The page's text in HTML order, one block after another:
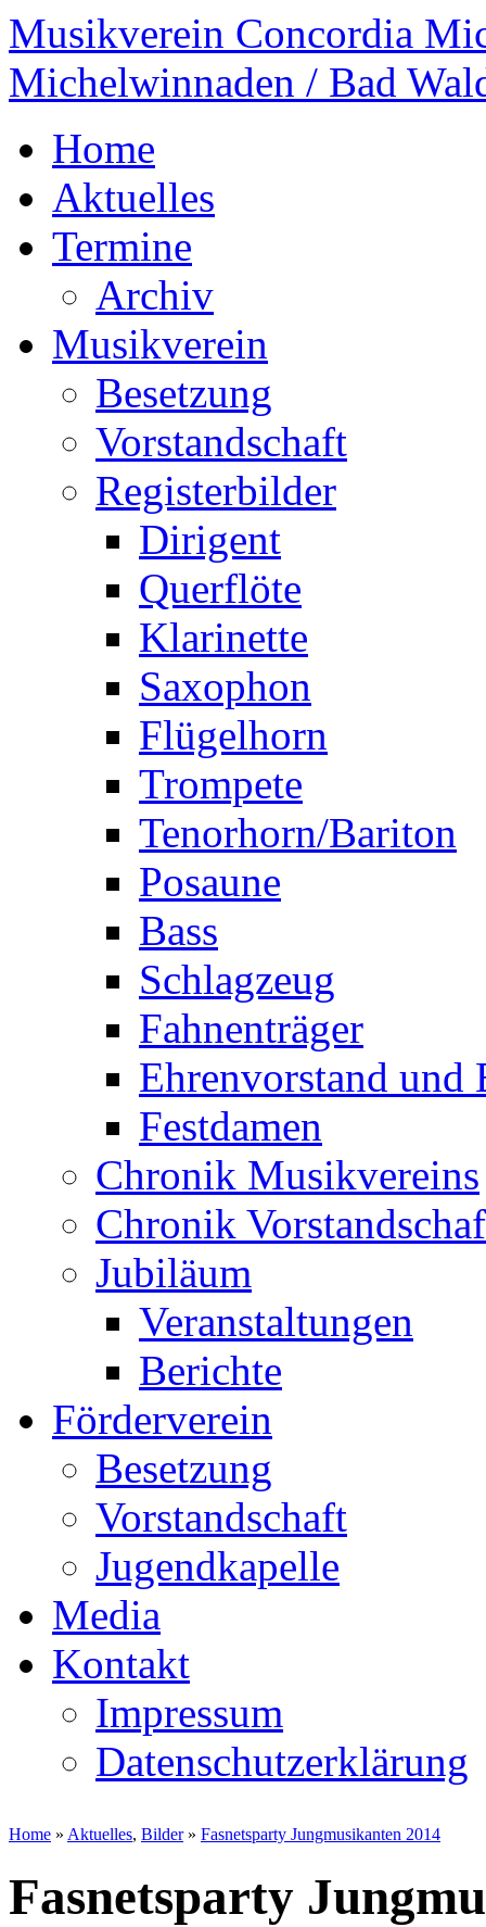
Musikverein Concordia
Michelwinnaden / Bad
Home
Aktuelles
Termine
Archiv
Musikverein
Besetzung
Vorstandschaft
Registerbilder
Dirigent
Querflöte
Klarinette
Saxophon
Flügelhorn
Trompete
Tenorhorn/Bariton
Posaune
Bass
Schlagzeug
Fahnenträger
Ehrenvorstand und
Festdamen
Chronik Musikvereins
Chronik
Jubiläum
Veranstaltungen
Berichte
Förderverein
Besetzung
Vorstandschaft
Jugendkapelle
Media
Kontakt
Impressum
Datenschutzerklärung
Home » Aktuelles, Bilder» Fasnetsparty Jungmusikanten 2014
Fasnetsparty